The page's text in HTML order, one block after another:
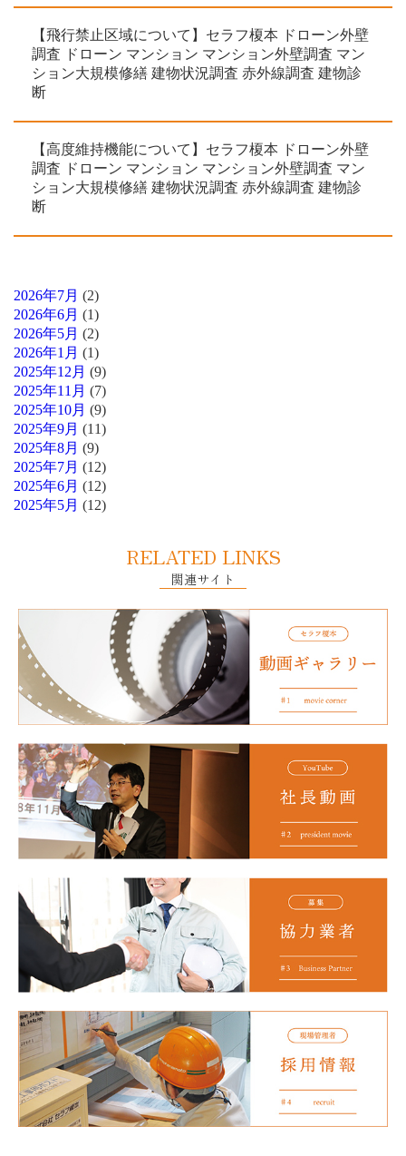
【飛行禁止区域について】セラフ榎本 ドローン外壁
調査 ドローン マンション マンション外壁調査 マン
ション大規模修繕 建物状況調査 赤外線調査 建物診
断
【高度維持機能について】セラフ榎本 ドローン外壁
調査 ドローン マンション マンション外壁調査 マン
ション大規模修繕 建物状況調査 赤外線調査 建物診
断
2026年7月 (2)
2026年6月 (1)
2026年5月 (2)
2026年1月 (1)
2025年12月 (9)
2025年11月 (7)
2025年10月 (9)
2025年9月 (11)
2025年8月 (9)
2025年7月 (12)
2025年6月 (12)
2025年5月 (12)
RELATED LINKS
関連サイト